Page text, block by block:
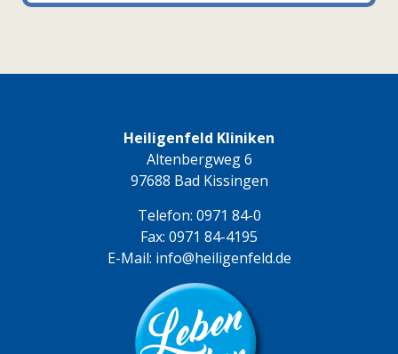
Heiligenfeld Kliniken
Altenbergweg 6
97688 Bad Kissingen
Telefon: 0971 84-0
Fax: 0971 84-4195
E-Mail: info@heiligenfeld.de